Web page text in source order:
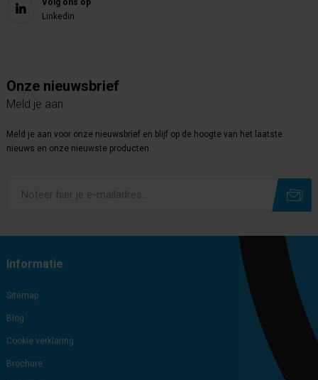
Volg ons op
Linkedin
Onze nieuwsbrief
Meld je aan
Meld je aan voor onze nieuwsbrief en blijf op de hoogte van het laatste
nieuws en onze nieuwste producten.
Informatie
Sitemap
Blog
Cookie verklaring
Brochure